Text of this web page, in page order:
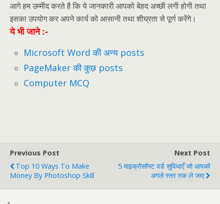
आगे हम उम्मीद करते है कि ये जानकारी आपको बेहद अच्छी लगी होगी तथा
इसका उपयोग कर अपने कार्य को आसानी तथा शीघ्रता से पूर्ण करेंगे।
ये भी जाने :-
Microsoft Word की अन्य posts
PageMaker की कुछ posts
Computer MCQ
Previous Post
Top 10 Ways To Make
Money By Photoshop Skill
Next Post
5 माइक्रोसॉफ्ट वर्ड सुविधाएँ जो आपको
अगले स्तर तक ले जाए